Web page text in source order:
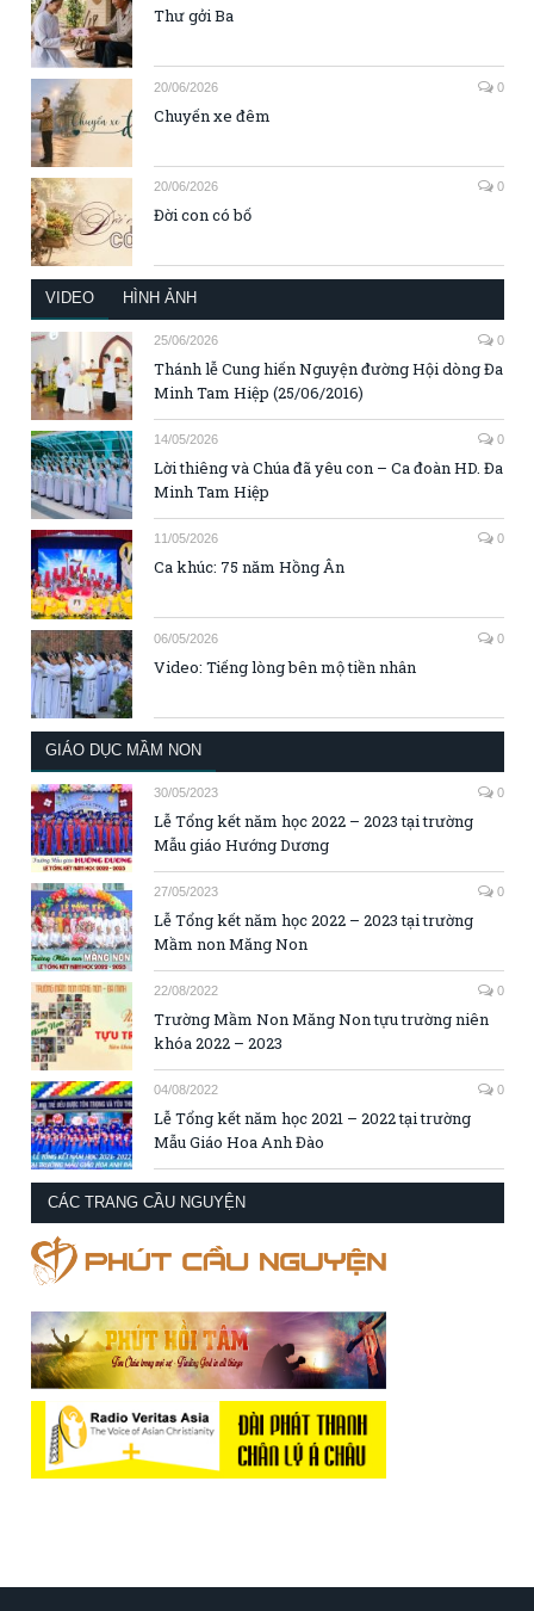
Thư gởi Ba
20/06/2026 0
Chuyến xe đêm
20/06/2026 0
Đời con có bố
VIDEO HÌNH ẢNH
25/06/2026 0
Thánh lễ Cung hiến Nguyện đường Hội dòng Đa
Minh Tam Hiệp (25/06/2016)
14/05/2026 0
Lời thiêng và Chúa đã yêu con – Ca đoàn HD. Đa
Minh Tam Hiệp
11/05/2026 0
Ca khúc: 75 năm Hồng Ân
06/05/2026 0
Video: Tiếng lòng bên mộ tiền nhân
GIÁO DỤC MẦM NON
30/05/2023 0
Lễ Tổng kết năm học 2022 – 2023 tại trường
Mẫu giáo Hướng Dương
27/05/2023 0
Lễ Tổng kết năm học 2022 – 2023 tại trường
Mầm non Măng Non
22/08/2022 0
Trường Mầm Non Măng Non tựu trường niên
khóa 2022 – 2023
04/08/2022 0
Lễ Tổng kết năm học 2021 – 2022 tại trường
Mẫu Giáo Hoa Anh Đào
CÁC TRANG CẦU NGUYỆN